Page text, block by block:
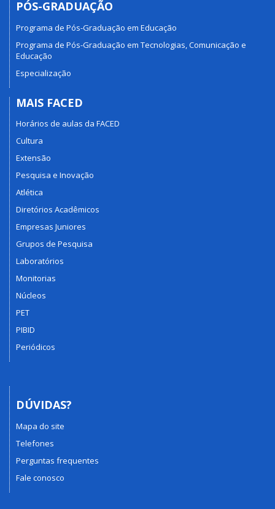
PÓS-GRADUAÇÃO
Programa de Pós-Graduação em Educação
Programa de Pós-Graduação em Tecnologias, Comunicação e
Educação
Especialização
MAIS FACED
Horários de aulas da FACED
Cultura
Extensão
Pesquisa e Inovação
Atlética
Diretórios Acadêmicos
Empresas Juniores
Grupos de Pesquisa
Laboratórios
Monitorias
Núcleos
PET
PIBID
Periódicos
DÚVIDAS?
Mapa do site
Telefones
Perguntas frequentes
Fale conosco